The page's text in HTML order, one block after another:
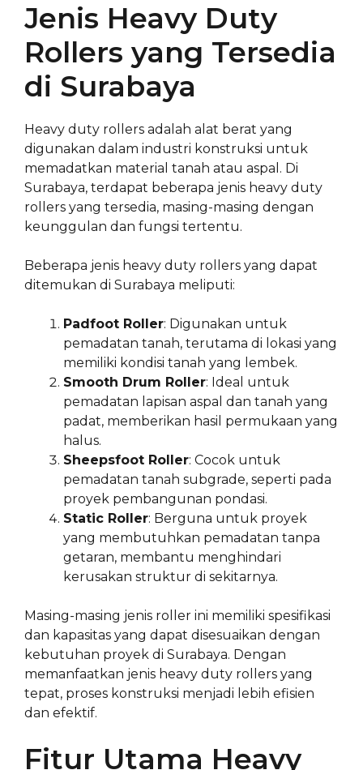
Jenis Heavy Duty
Rollers yang Tersedia
di Surabaya
Heavy duty rollers adalah alat berat yang
digunakan dalam industri konstruksi untuk
memadatkan material tanah atau aspal. Di
Surabaya, terdapat beberapa jenis heavy duty
rollers yang tersedia, masing-masing dengan
keunggulan dan fungsi tertentu.
Beberapa jenis heavy duty rollers yang dapat
ditemukan di Surabaya meliputi:
Padfoot Roller: Digunakan untuk
pemadatan tanah, terutama di lokasi yang
memiliki kondisi tanah yang lembek.
Smooth Drum Roller: Ideal untuk
pemadatan lapisan aspal dan tanah yang
padat, memberikan hasil permukaan yang
halus.
Sheepsfoot Roller: Cocok untuk
pemadatan tanah subgrade, seperti pada
proyek pembangunan pondasi.
Static Roller: Berguna untuk proyek
yang membutuhkan pemadatan tanpa
getaran, membantu menghindari
kerusakan struktur di sekitarnya.
Masing-masing jenis roller ini memiliki spesifikasi
dan kapasitas yang dapat disesuaikan dengan
kebutuhan proyek di Surabaya. Dengan
memanfaatkan jenis heavy duty rollers yang
tepat, proses konstruksi menjadi lebih efisien
dan efektif.
Fitur Utama Heavy